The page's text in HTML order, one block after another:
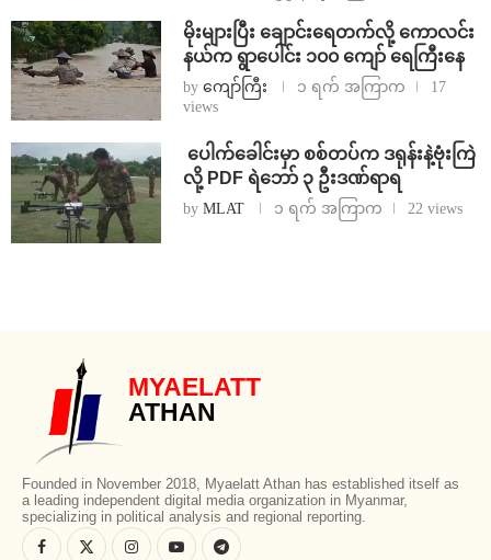
⁨မိုးများပြီး ချောင်းရေတက်လို့ ကောလင်း
နယ်က ရွာပေါင်း ၁၀၀ ကျော် ရေကြီးနေ
by ကျော်ကြီး ၁ ရက် အကြာက
17
views
⁩ ⁨ပေါက်ခေါင်းမှာ စစ်တပ်က ဒရုန်းနဲ့ဗုံးကြဲ
လို့ PDF ရဲဘော် ၃ ဦးဒဏ်ရာရ
by MLAT ၁ ရက် အကြာက 22 views
MYAELATT
ATHAN
Founded in November 2018, Myaelatt Athan has established itself as
a leading independent digital media organization in Myanmar,
specializing in political analysis and regional reporting.